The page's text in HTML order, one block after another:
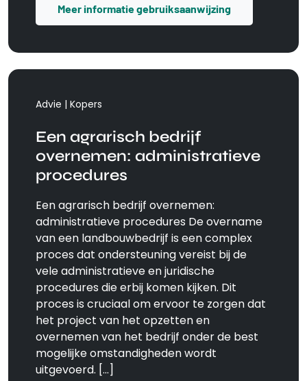
Meer informatie gebruiksaanwijzing
Advie | Kopers
Een agrarisch bedrijf
overnemen: administratieve
procedures
Een agrarisch bedrijf overnemen:
administratieve procedures De overname
van een landbouwbedrijf is een complex
proces dat ondersteuning vereist bij de
vele administratieve en juridische
procedures die erbij komen kijken. Dit
proces is cruciaal om ervoor te zorgen dat
het project van het opzetten en
overnemen van het bedrijf onder de best
mogelijke omstandigheden wordt
uitgevoerd. […]